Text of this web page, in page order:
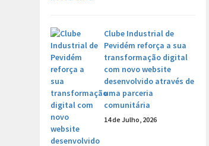
Clube Industrial de
Pevidém reforça a sua
transformação digital
com novo website
desenvolvido através de
uma parceria
comunitária
14 de Julho, 2026